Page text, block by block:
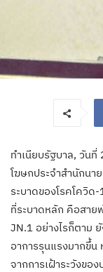
ทำเนียบรัฐบาล, วัน
โฆษกประจำสำนักน
ระบาดของโรคโควิ
ที่ระบาดหลัก คือสา
JN.1 อย่างไรก็ตาม
อาการรุนแรงมากขึ้น
จากการเฝ้าระวังขอ